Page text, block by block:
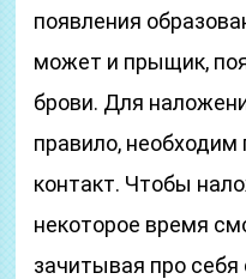
появления
может и прыщик,
брови. Для
правило,
контакт. Чтобы
некоторое время
зачитывая про